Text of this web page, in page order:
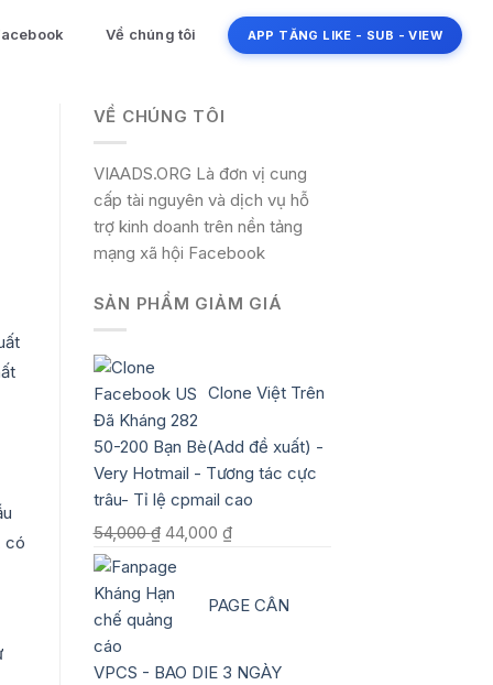
Về chúng tôi APP TĂNG LIKE - SUB - VIEW
có
VỀ CHÚNG TÔI
VIAADS.ORG Là đơn vị cung
cấp tài nguyên và dịch vụ hỗ
trợ kinh doanh trên nền tảng
mạng xã hội Facebook
SẢN PHẨM GIẢM GIÁ
Clone Việt Trên
50-200 Bạn Bè(Add đề xuất) -
Very Hotmail - Tương tác cực
trâu- Tỉ lệ cpmail cao
54,000₫ Giá
54,000 ₫.
44,000 ₫Giá
là:
PAGE CÂN
VPCS - BAO DIE 3 NGÀY